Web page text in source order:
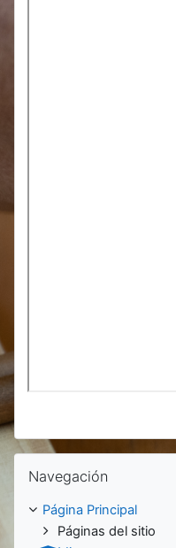
Salta Navegación
Navegación
Página Principal
Páginas del sitio